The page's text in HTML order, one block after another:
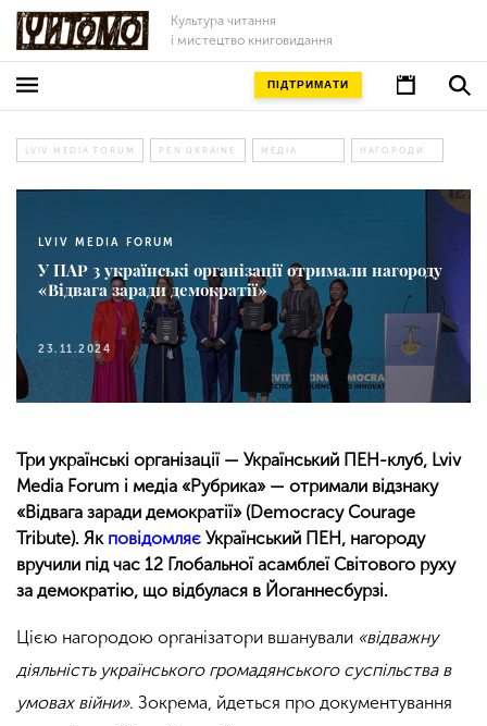
Культура читання
і мистецтво книговидання
ПІДТРИМАТИ
LVIV MEDIA FORUM PEN UKRAINE МЕДІА НАГОРОДИ
LVIV MEDIA FORUM
У ПАР 3 українські організації отримали нагороду
«Відвага заради демократії»
23.11.2024
Три українські організації — Український ПЕН-клуб, Lviv
Media Forum і медіа «Рубрика» — отримали відзнаку
«Відвага заради демократії» (Democracy Courage
Tribute). Як повідомляє Український ПЕН, нагороду
вручили під час 12 Глобальної асамблеї Світового руху
за демократію, що відбулася в Йоганнесбурзі.
Цією нагородою організатори вшанували «відважну
діяльність українського громадянського суспільства в
умовах війни». Зокрема, йдеться про документування